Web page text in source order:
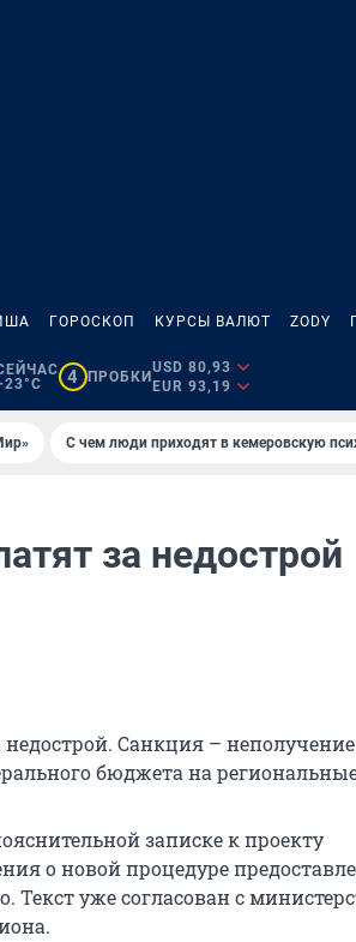
ГОРОСКОП КУРСЫ ВАЛЮТ ZODY
4 ПРОБКИ
USD 80,93
EUR 93,19
С чем люди приходят в кемеровскую
за недострой
недострой. Санкция –
бюджета на
записке к проекту
о новой процедуре
Текст уже согласован с